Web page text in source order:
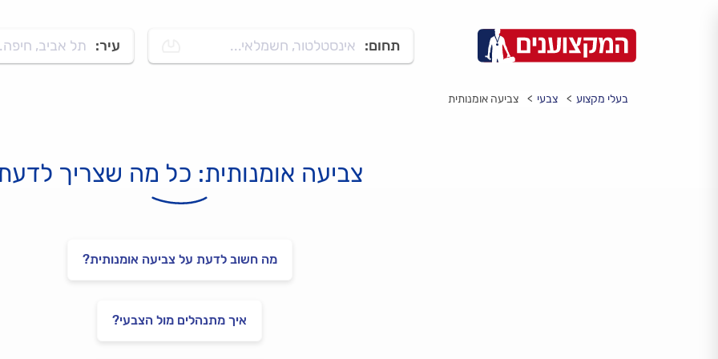
תחום: אינסטלטור, חשמלאי... עיר: תל אביב,
בעלי מקצוע צבעי צביעה אומנותית
צביעה אומנותית: כל מה שצריך
מה חשוב לדעת על צביעה אומנותית?
איך מתנהלים מול הצבעי?